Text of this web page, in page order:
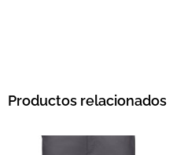
Productos relacionados
Rango de precios:
Este